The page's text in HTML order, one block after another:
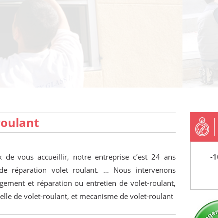
de vous accueillir, notre entreprise c’est 24 ans
réparation volet roulant. … Nous intervenons
et réparation ou entretien de volet-roulant,
de volet-roulant, et mecanisme de volet-roulant
-